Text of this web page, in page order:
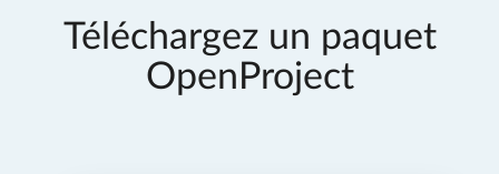
Téléchargez un paquet
OpenProject